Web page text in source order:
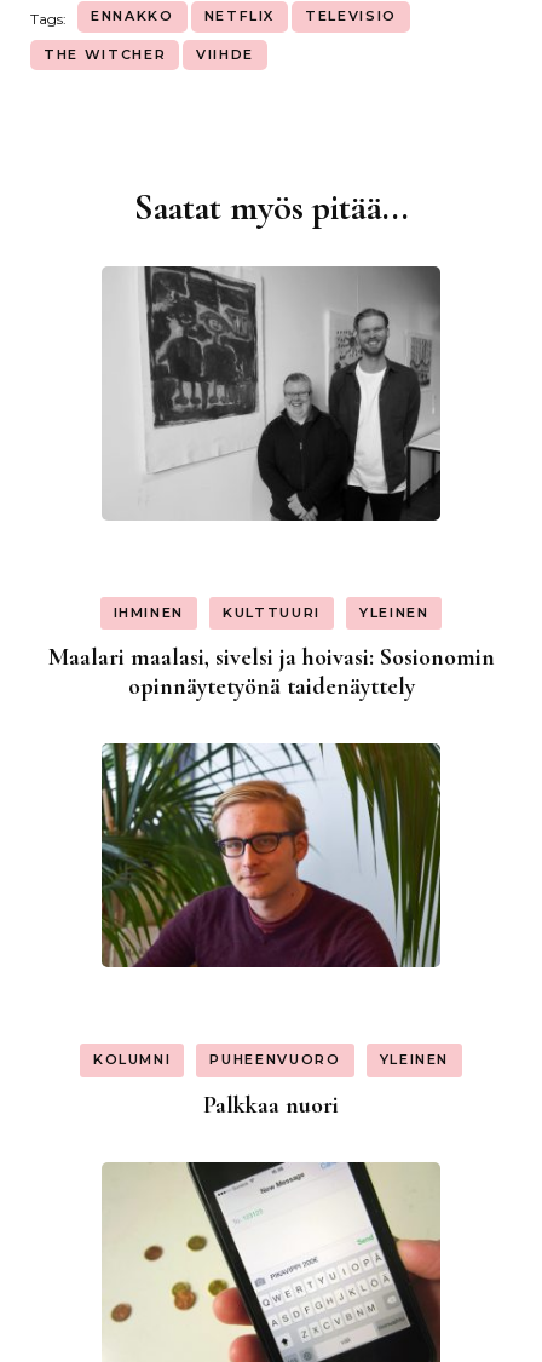
Tags: ENNAKKO NETFLIX TELEVISIO
THE WITCHER VIIHDE
Saatat myös pitää...
IHMINEN KULTTUURI YLEINEN
Maalari maalasi, sivelsi ja hoivasi: Sosionomin
opinnäytetyönä taidenäyttely
KOLUMNI PUHEENVUORO YLEINEN
Palkkaa nuori